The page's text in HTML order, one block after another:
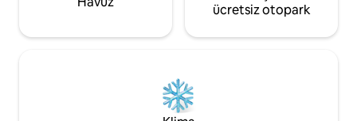
ücretsiz otopark